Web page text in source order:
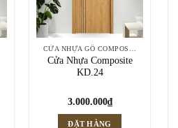
CỬA NHỰA GỖ COMPOSITE
Cửa Nhựa Composite
KD.24
3.000.000₫
ĐẶT HÀNG